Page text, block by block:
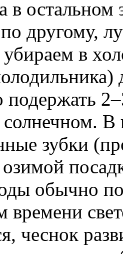
в
другому,
в
солнечном.
зубки
обычно
времени
чеснок